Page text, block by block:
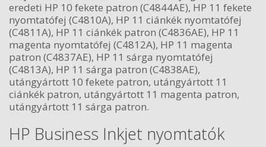
eredeti HP 10 fekete patron (C4844AE), HP 11 fekete
nyomtatófej (C4810A), HP 11 ciánkék nyomtatófej
(C4811A), HP 11 ciánkék patron (C4836AE), HP 11
magenta nyomtatófej (C4812A), HP 11 magenta
patron (C4837AE), HP 11 sárga nyomtatófej
(C4813A), HP 11 sárga patron (C4838AE),
utángyártott 10 fekete patron, utángyártott 11
ciánkék patron, utángyártott 11 magenta patron,
utángyártott 11 sárga patron.
HP Business Inkjet nyomtatók